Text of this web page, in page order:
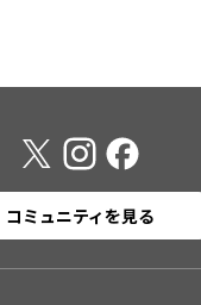
コミュニティを見る